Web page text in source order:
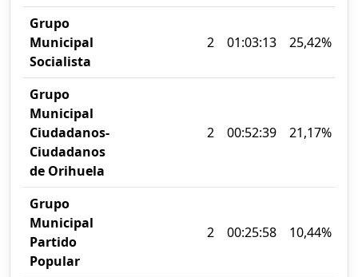
Grupo
Municipal
Socialista
2 01:03:13 25,42%
Grupo
Municipal
Ciudadanos-
Ciudadanos
de Orihuela
2 00:52:39 21,17%
Grupo
Municipal
Partido
Popular
2 00:25:58 10,44%